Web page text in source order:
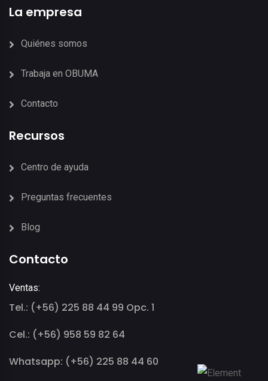
La empresa
Quiénes somos
Trabaja en OBUMA
Contacto
Recursos
Centro de ayuda
Preguntas frecuentes
Blog
Contacto
Ventas:
Tel.: (+56) 225 88 44 99 Opc. 1
Cel.: (+56) 958 59 82 64
Whatsapp: (+56) 225 88 44 60